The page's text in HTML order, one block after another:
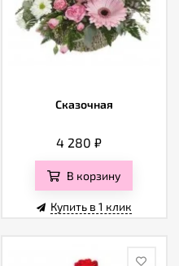
Сказочная
4 280₽
В корзину
Купить в 1 клик